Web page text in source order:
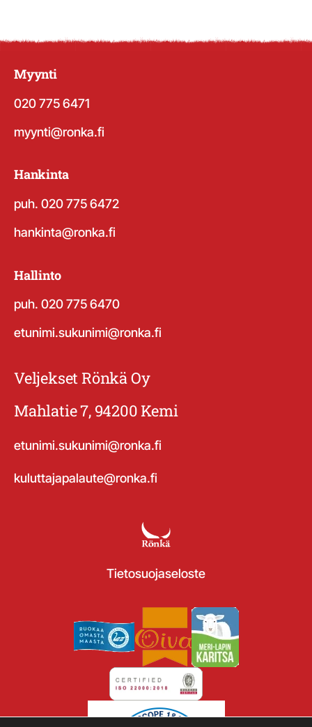
Myynti
020 775 6471
myynti@ronka.fi
Hankinta
puh. 020 775 6472
hankinta@ronka.fi
Hallinto
puh. 020 775 6470
etunimi.sukunimi@ronka.fi
Veljekset Rönkä Oy
Mahlatie 7, 94200 Kemi
etunimi.sukunimi@ronka.fi
kuluttajapalaute@ronka.fi
Tietosuojaseloste